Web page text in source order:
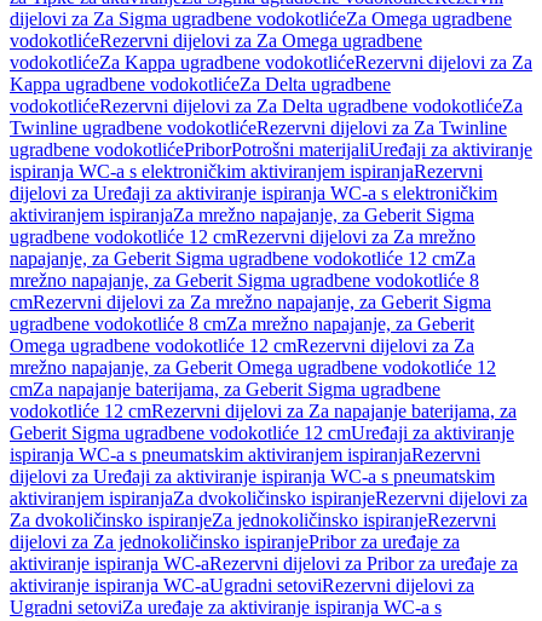
dijelovi za Za Sigma ugradbene vodokotlićeZa Omega ugradbene
vodokotlićeRezervni dijelovi za Za Omega ugradbene
vodokotlićeZa Kappa ugradbene vodokotlićeRezervni dijelovi za Za
Kappa ugradbene vodokotlićeZa Delta ugradbene
vodokotlićeRezervni dijelovi za Za Delta ugradbene vodokotlićeZa
Twinline ugradbene vodokotlićeRezervni dijelovi za Za Twinline
ugradbene vodokotlićePriborPotrošni materijaliUređaji za aktiviranje
ispiranja WC-a s elektroničkim aktiviranjem ispiranjaRezervni
dijelovi za Uređaji za aktiviranje ispiranja WC-a s elektroničkim
aktiviranjem ispiranjaZa mrežno napajanje, za Geberit Sigma
ugradbene vodokotliće 12 cmRezervni dijelovi za Za mrežno
napajanje, za Geberit Sigma ugradbene vodokotliće 12 cmZa
mrežno napajanje, za Geberit Sigma ugradbene vodokotliće 8
cmRezervni dijelovi za Za mrežno napajanje, za Geberit Sigma
ugradbene vodokotliće 8 cmZa mrežno napajanje, za Geberit
Omega ugradbene vodokotliće 12 cmRezervni dijelovi za Za
mrežno napajanje, za Geberit Omega ugradbene vodokotliće 12
cmZa napajanje baterijama, za Geberit Sigma ugradbene
vodokotliće 12 cmRezervni dijelovi za Za napajanje baterijama, za
Geberit Sigma ugradbene vodokotliće 12 cmUređaji za aktiviranje
ispiranja WC-a s pneumatskim aktiviranjem ispiranjaRezervni
dijelovi za Uređaji za aktiviranje ispiranja WC-a s pneumatskim
aktiviranjem ispiranjaZa dvokoličinsko ispiranjeRezervni dijelovi za
Za dvokoličinsko ispiranjeZa jednokoličinsko ispiranjeRezervni
dijelovi za Za jednokoličinsko ispiranjePribor za uređaje za
aktiviranje ispiranja WC-aRezervni dijelovi za Pribor za uređaje za
aktiviranje ispiranja WC-aUgradni setoviRezervni dijelovi za
Ugradni setoviZa uređaje za aktiviranje ispiranja WC-a s